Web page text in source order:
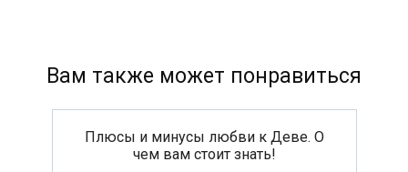
Вам также может понравиться
Плюсы и минусы любви к Деве. О
чем вам стоит знать!